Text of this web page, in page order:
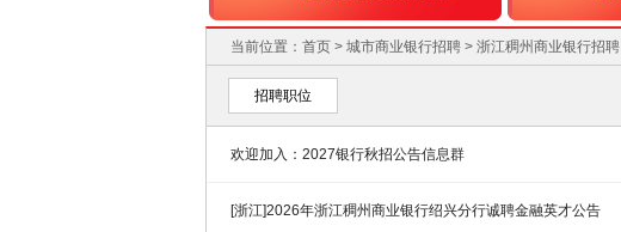
当前位置： 首页 > 城市商业银行招聘 > 浙江稠州商业银行招聘
招聘职位
欢迎加入：2027银行秋招公告信息群
[浙江]2026年浙江稠州商业银行绍兴分行诚聘金融英才公告